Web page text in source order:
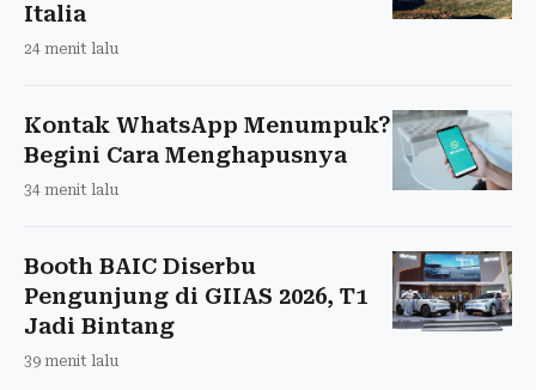
Italia
24 menit lalu
Kontak WhatsApp Menumpuk?
Begini Cara Menghapusnya
34 menit lalu
Booth BAIC Diserbu
Pengunjung di GIIAS 2026, T1
Jadi Bintang
39 menit lalu